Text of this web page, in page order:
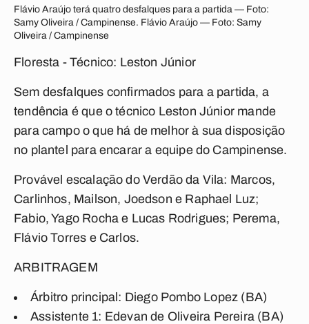
Flávio Araújo terá quatro desfalques para a partida — Foto:
Samy Oliveira / Campinense. Flávio Araújo — Foto: Samy
Oliveira / Campinense
Floresta - Técnico: Leston Júnior
Sem desfalques confirmados para a partida, a
tendência é que o técnico Leston Júnior mande
para campo o que há de melhor à sua disposição
no plantel para encarar a equipe do Campinense.
Provável escalação do Verdão da Vila: Marcos,
Carlinhos, Mailson, Joedson e Raphael Luz;
Fabio, Yago Rocha e Lucas Rodrigues; Perema,
Flávio Torres e Carlos.
ARBITRAGEM
Árbitro principal: Diego Pombo Lopez (BA)
Assistente 1: Edevan de Oliveira Pereira (BA)